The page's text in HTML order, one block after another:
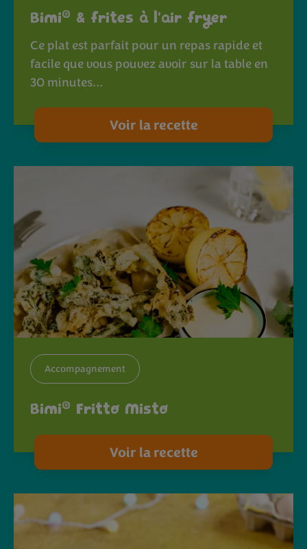
Bimi® & frites à l’air fryer
Ce plat est parfait pour un repas rapide et
facile que vous pouvez avoir sur la table en
30 minutes…
Voir la recette
Accompagnement
Bimi® Fritto Misto
Voir la recette